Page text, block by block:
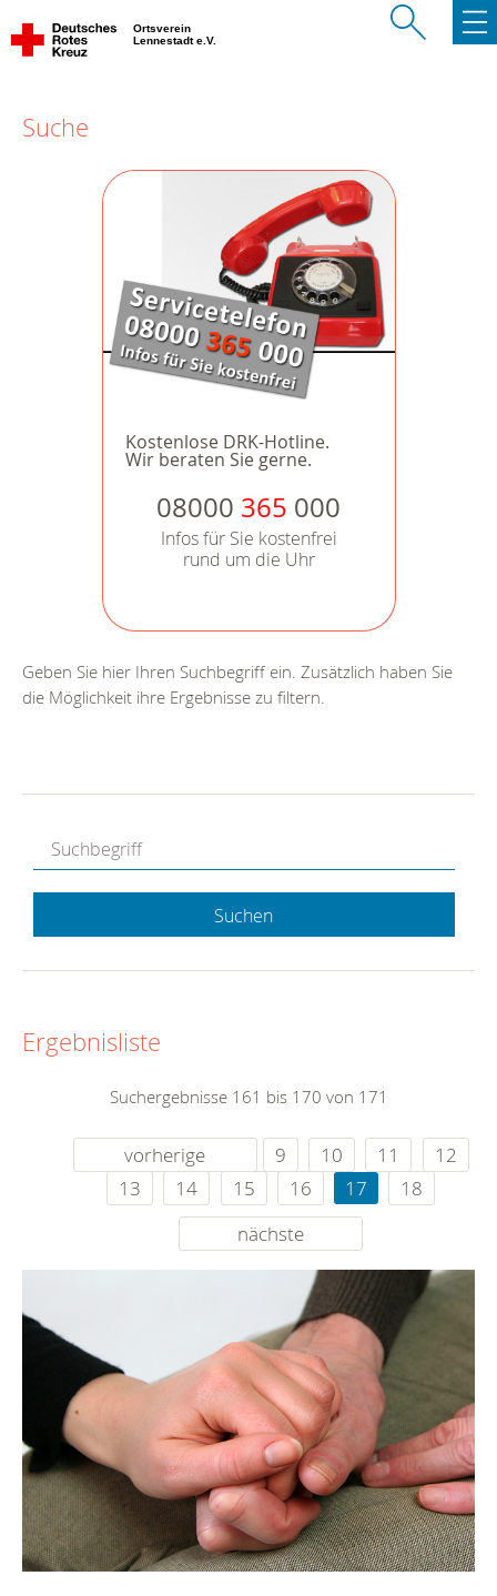
Ortsverein
Lennestadt e.V.
Suche
Kostenlose DRK-Hotline.
Wir beraten Sie gerne.
08000 365 000
Infos für Sie kostenfrei
rund um die Uhr
Geben Sie hier Ihren Suchbegriff ein. Zusätzlich haben Sie
die Möglichkeit ihre Ergebnisse zu filtern.
Suchen
Ergebnisliste
Suchergebnisse 161 bis 170 von 171
vorherige 9 10 11
12
13
14 15 16 17
18
nächste